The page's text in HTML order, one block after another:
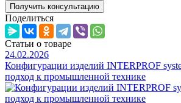
Получить консультацию
Поделиться
Статьи о товаре
24.02.2026
Конфигурации изделий INTERPROF
подход к промышленной технике